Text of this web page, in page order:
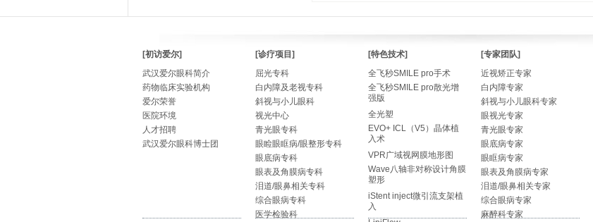
[初访爱尔]
武汉爱尔眼科简介
药物临床实验机构
爱尔荣誉
医院环境
人才招聘
武汉爱尔眼科博士团
[诊疗项目]
屈光专科
白内障及老视专科
斜视与小儿眼科
视光中心
青光眼专科
眼睑眼眶病/眼整形专科
眼底病专科
眼表及角膜病专科
泪道/眼鼻相关专科
综合眼病专科
医学检验科
[特色技术]
全飞秒SMILE pro手术
全飞秒SMILE pro散光增
强版
全光塑
EVO+ ICL（V5）晶体植
入术
VPR广域视网膜地形图
Wave八轴非对称设计角膜
塑形
iStent inject微引流支架植
入
[专家团队]
近视矫正专家
白内障专家
斜视与小儿眼科专家
眼视光专家
青光眼专家
眼底病专家
眼眶病专家
眼表及角膜病专家
泪道/眼鼻相关专家
综合眼病专家
麻醉科专家